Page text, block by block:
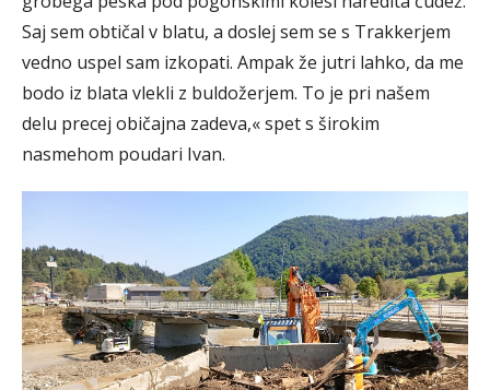
Saj sem obtičal v blatu, a doslej sem se s Trakkerjem
vedno uspel sam izkopati. Ampak že jutri lahko, da me
bodo iz blata vlekli z buldožerjem. To je pri našem
delu precej običajna zadeva,« spet s širokim
nasmehom poudari Ivan.